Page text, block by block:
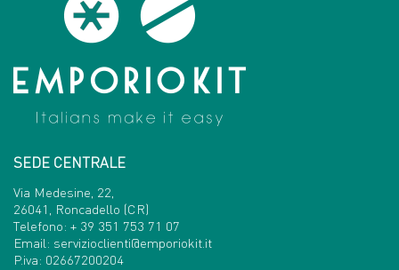
SEDE CENTRALE
Via Medesine, 22,
26041, Roncadello (CR)
Telefono: + 39 351 753 71 07
Email: servizioclienti@emporiokit.it
P.iva: 02667200204